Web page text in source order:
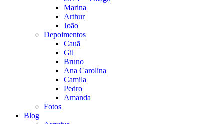
Marina
Arthur
João
Depoimentos
Cauã
Gil
Bruno
Ana Carolina
Camila
Pedro
Amanda
Fotos
Blog